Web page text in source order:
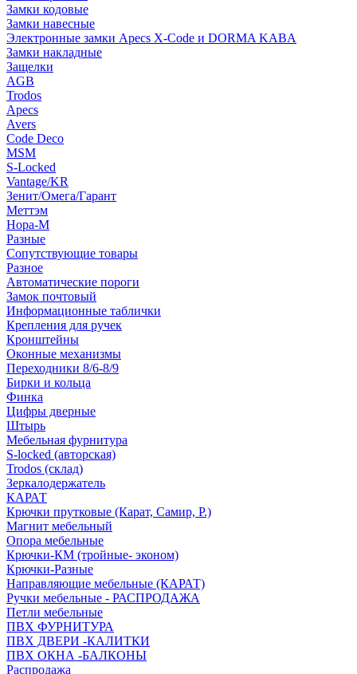
Замки кодовые
Замки навесные
Электронные замки Apecs X-Code и DORMA KABA
Замки накладные
Защелки
AGB
Trodos
Apecs
Avers
Code Deco
MSM
S-Locked
Vantage/KR
Зенит/Омега/Гарант
Меттэм
Нора-М
Разные
Сопутствующие товары
Разное
Автоматические пороги
Замок почтовый
Информационные таблички
Крепления для ручек
Кронштейны
Оконные механизмы
Переходники 8/6-8/9
Бирки и кольца
Финка
Цифры дверные
Штырь
Мебельная фурнитура
S-locked (авторская)
Trodos (склад)
Зеркалодержатель
КАРАТ
Крючки прутковые (Карат, Самир, Р.)
Магнит мебельный
Опора мебельные
Крючки-КМ (тройные- эконом)
Крючки-Разные
Направляющие мебельные (КАРАТ)
Ручки мебельные - РАСПРОДАЖА
Петли мебельные
ПВХ ФУРНИТУРА
ПВХ ДВЕРИ -КАЛИТКИ
ПВХ ОКНА -БАЛКОНЫ
Распродажа